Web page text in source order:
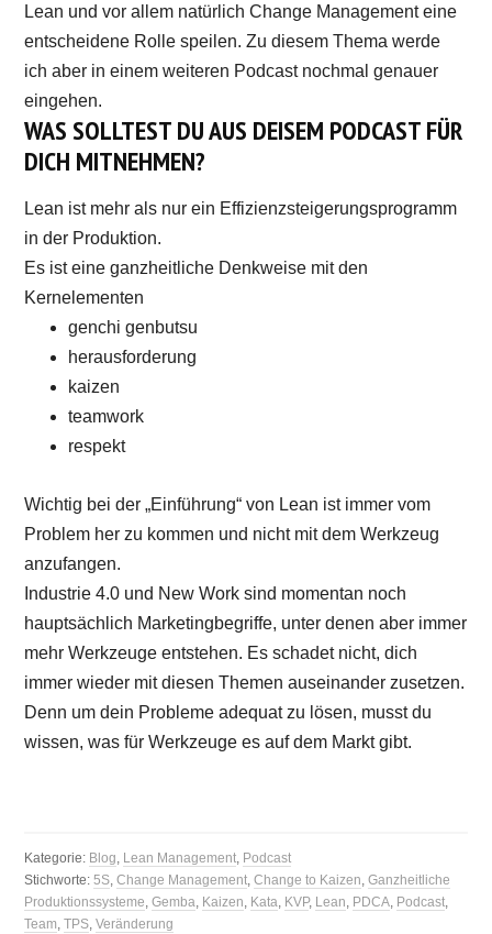
Lean und vor allem natürlich Change Management eine
entscheidene Rolle speilen. Zu diesem Thema werde
ich aber in einem weiteren Podcast nochmal genauer
eingehen.
WAS SOLLTEST DU AUS DEISEM PODCAST FÜR
DICH MITNEHMEN?
Lean ist mehr als nur ein Effizienzsteigerungsprogramm
in der Produktion.
Es ist eine ganzheitliche Denkweise mit den
Kernelementen
genchi genbutsu
herausforderung
kaizen
teamwork
respekt
Wichtig bei der „Einführung“ von Lean ist immer vom
Problem her zu kommen und nicht mit dem Werkzeug
anzufangen.
Industrie 4.0 und New Work sind momentan noch
hauptsächlich Marketingbegriffe, unter denen aber immer
mehr Werkzeuge entstehen. Es schadet nicht, dich
immer wieder mit diesen Themen auseinander zusetzen.
Denn um dein Probleme adequat zu lösen, musst du
wissen, was für Werkzeuge es auf dem Markt gibt.
Kategorie: Blog, Lean Management, Podcast
Stichworte:5S,Change Management,Change to Kaizen,Ganzheitliche
Produktionssysteme,Gemba, Kaizen, Kata, KVP, Lean, PDCA, Podcast,
Team,TPS,Veränderung